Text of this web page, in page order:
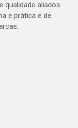
qualidade aliados
e prática e de